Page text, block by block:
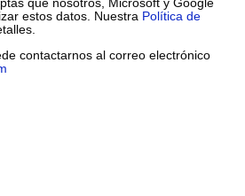
estos datos. Nuestra Política de
contactarnos al correo electrónico